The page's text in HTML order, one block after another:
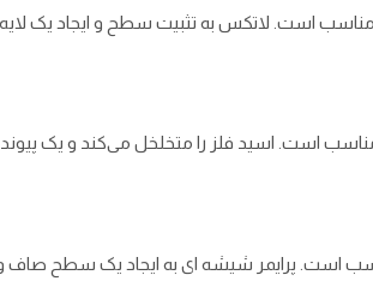
است. لاتکس به تثبیت سطح و ایجاد یک لایه
مناسب است. اسید فلز را متخلخل می‌کند و یک
است. پرایمر شیشه ‌ای به ایجاد یک سطح